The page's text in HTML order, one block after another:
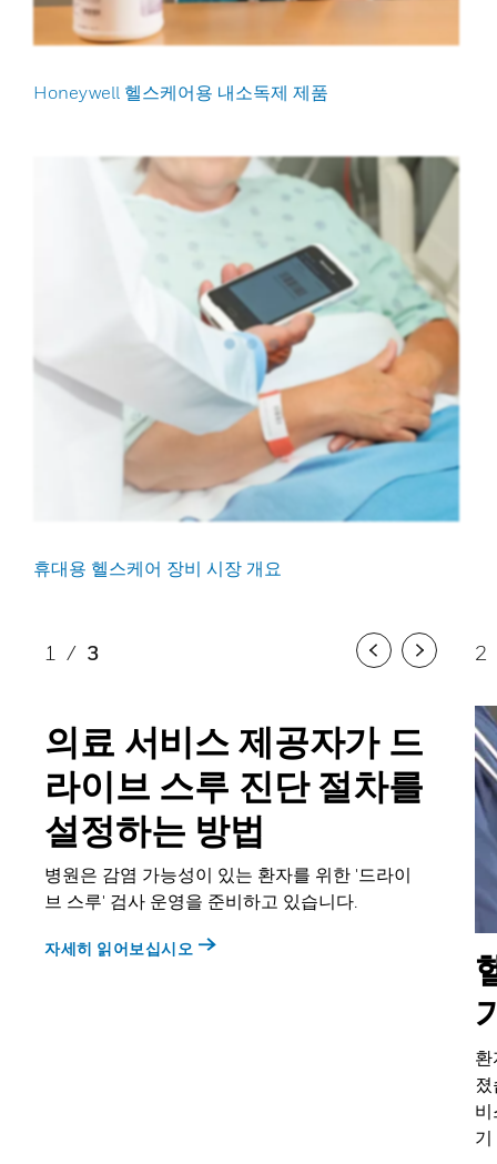
Honeywell 헬스케어용 내소독제 제품
휴대용 헬스케어 장비 시장 개요
1 / 3
의료 서비스 제공자가 드
라이브 스루 진단 절차를
설정하는 방법
병원은 감염 가능성이 있는 환자를 위한 '드라이
브 스루' 검사 운영을 준비하고 있습니다.
자세히 읽어보십시오
2